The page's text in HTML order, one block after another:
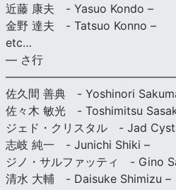
近藤 康夫 - Yasuo Kondo –
金野 達夫 - Tatsuo Konno –
etc…
— さ行
佐久間 善典 - Yoshinori
佐々木 敏光 - Toshimitsu
ジェド・クリスタル - Jad
志岐 純一 - Junichi Shiki –
ジノ・サルファッティ - Gino
清水 大輔 - Daisuke Shimizu –